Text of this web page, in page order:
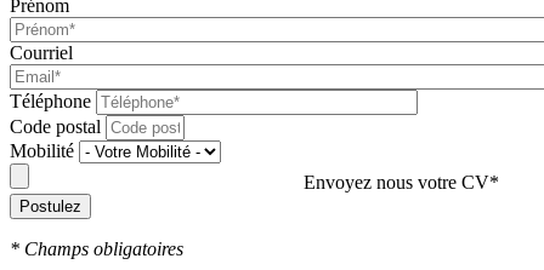
Prénom
Courriel
Téléphone
Code postal
Mobilité
Envoyez nous votre CV*
Postulez
* Champs obligatoires